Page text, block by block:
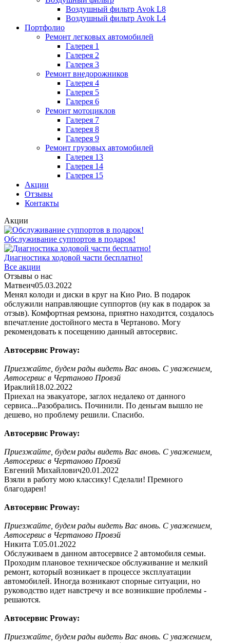
Воздушный фильтр Avok L8
Воздушный фильтр Avok L4
Портфолио
Ремонт легковых автомобилей
Галерея 1
Галерея 2
Галерея 3
Ремонт внедорожников
Галерея 4
Галерея 5
Галерея 6
Ремонт мотоциклов
Галерея 7
Галерея 8
Галерея 9
Ремонт грузовых автомобилей
Галерея 13
Галерея 14
Галерея 15
Акции
Отзывы
Контакты
Акции
Обслуживание суппортов в подарок!
Диагностика ходовой части бесплатно!
Все акции
Отзывы о нас
Матвеич05.03.2022
Менял колоди и диски в круг на Кио Рио. В подарок
обслужили направляющие суппортов (ну как в подарок за
отзыв). Комфортная ремзона, приятно находится, создалось
впечатление достойного места в Чертаново. Могу
рекомендовать к посещению данный автосервис.
Автосервис Proway:
Приезжайте, будем рады видеть Вас вновь. С уважением,
Автосервис в Чертаново Провэй
Ираклий18.02.2022
Приехал на эвакуаторе, заглох недалеко от данного
сервиса...Разобрались. Починили. По деньгам вышло не
дешево, но проблему решили. Спасибо.
Автосервис Proway:
Приезжайте, будем рады видеть Вас вновь. С уважением,
Автосервис в Чертаново Провэй
Евгений Михайлович20.01.2022
Взяли в работу мою классику! Сделали! Премного
благодарен!
Автосервис Proway:
Приезжайте, будем рады видеть Вас вновь. С уважением,
Автосервис в Чертаново Провэй
Никита Т.05.01.2022
Обслуживаем в данном автосервисе 2 автомобиля семьи.
Проходим плановое техническое обслуживание и мелкий
ремонт, который возникает в процессе эксплуатации
автомобилей. Иногда возникают спорные ситуации, но
руководство идет навстречу и все возникшие проблемы -
решаются.
Автосервис Proway:
Приезжайте, будем рады видеть Вас вновь. С уважением,